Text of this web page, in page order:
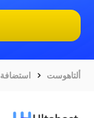
ألتاهوست استضافة